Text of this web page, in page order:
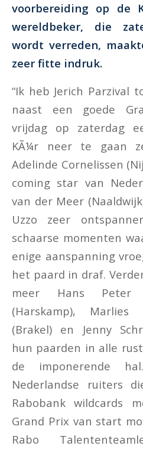
voorbereiding op de
wereldbeker, die
wordt verreden,
zeer fitte indruk.
“Ik heb Jerich Parzival
naast een goede
vrijdag op zaterdag
KÃ¼r neer te gaan
Adelinde Cornelissen
coming star van
van der Meer
Uzzo zeer
schaarse momenten
enige aanspanning
het paard in draf.
meer Hans Peter
(Harskamp), Marlies
(Brakel) en Jenny
hun paarden in alle
de imponerende
Nederlandse ruiters
Rabobank wildcards
Grand Prix van start
Rabo